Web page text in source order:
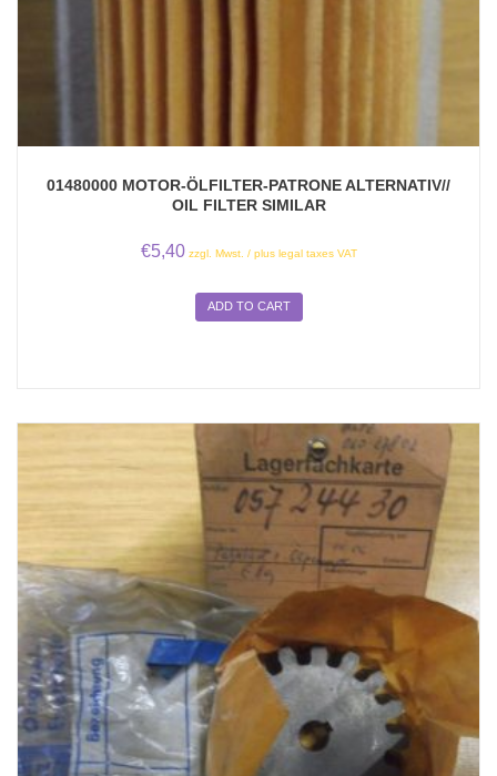
01480000 MOTOR-ÖLFILTER-PATRONE ALTERNATIV//
OIL FILTER SIMILAR
€5,40 zzgl. Mwst. / plus legal taxes VAT
ADD TO CART